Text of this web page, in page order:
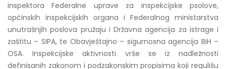
inspektora Federalne uprave za inspekcijske psolove,
općinskih inspekcijskih organa i Federalnog ministarstva
unutrašnjih poslova pružaju i Državna agencija za istrage i
zaštitu – SIPA, te Obavještajno – sigurnosna agencija BiH –
OSA. Inspekcijske aktivnosti vrše se iz nadležnosti
definisanih zakonom i podzakonskim propisima koji regulišu